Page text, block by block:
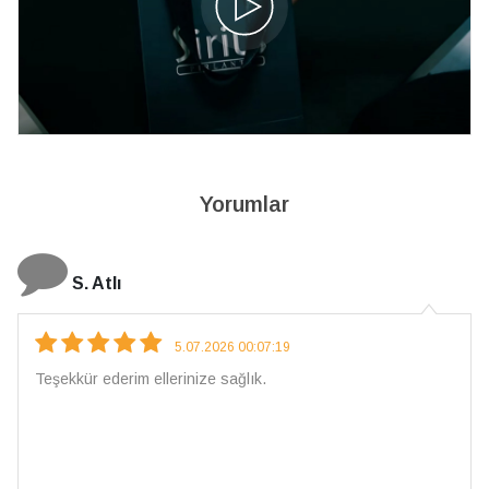
Yorumlar
S. Atlı
5.07.2026 00:07:19
Teşekkür ederim ellerinize sağlık.